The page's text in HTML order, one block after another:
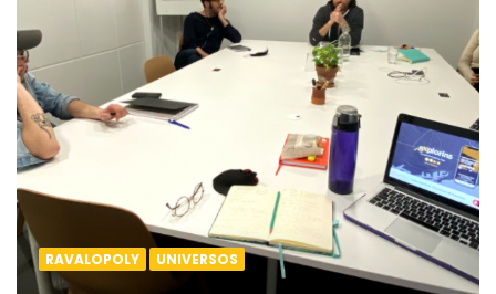
RAVALOPOLY UNIVERSOS